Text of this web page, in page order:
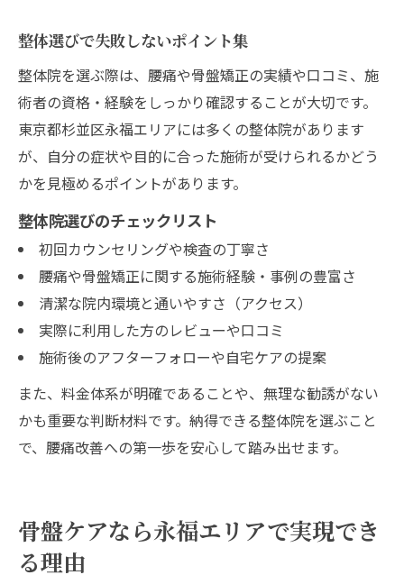
整体選びで失敗しないポイント集
整体院を選ぶ際は、腰痛や骨盤矯正の実績や口コミ、施
術者の資格・経験をしっかり確認することが大切です。
東京都杉並区永福エリアには多くの整体院があります
が、自分の症状や目的に合った施術が受けられるかどう
かを見極めるポイントがあります。
整体院選びのチェックリスト
初回カウンセリングや検査の丁寧さ
腰痛や骨盤矯正に関する施術経験・事例の豊富さ
清潔な院内環境と通いやすさ（アクセス）
実際に利用した方のレビューや口コミ
施術後のアフターフォローや自宅ケアの提案
また、料金体系が明確であることや、無理な勧誘がない
かも重要な判断材料です。納得できる整体院を選ぶこと
で、腰痛改善への第一歩を安心して踏み出せます。
骨盤ケアなら永福エリアで実現でき
る理由